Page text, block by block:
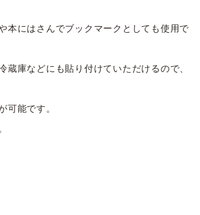
本にはさんでブックマークとしても使用で
庫などにも貼り付けていただけるので、
可能です。